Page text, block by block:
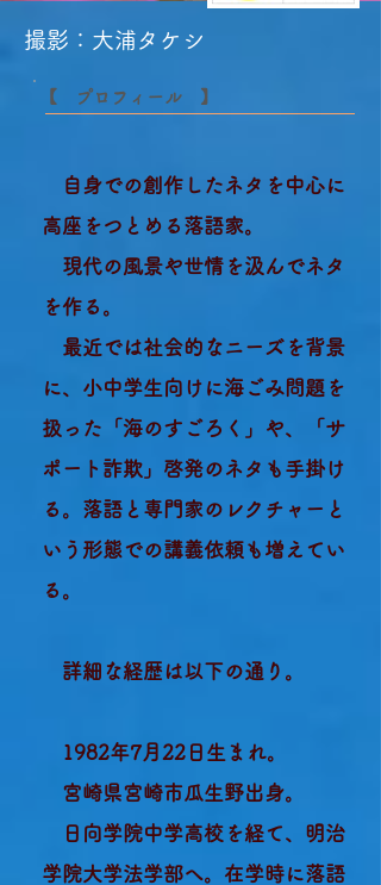
撮影：大浦タケシ
​【 プロフィール 】
自身での創作したネタを中心に
高座をつとめる落語家。
現代の風景や世情を汲んでネタ
を作る。​
最近では社会的なニーズを背景
に、小中学生向けに海ごみ問題を
扱った「海のすごろく」や、「サ
ポート詐欺」啓発のネタも手掛け
る。落語と専門家のレクチャーと
いう形態での講義依頼も増えてい
る。
詳細な経歴は以下の通り。
1982年7月22日生まれ。
宮崎県宮崎市瓜生野出身。
日向学院中学高校を経て、明治
学院大学法学部へ。 在学時に落語